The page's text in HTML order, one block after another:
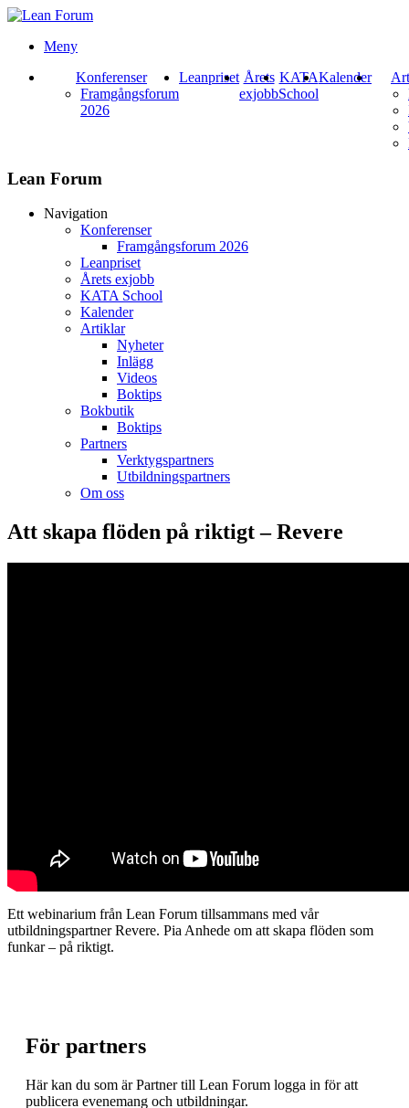
Meny
Konferenser
Framgångsforum
2026
Leanpriset Årets
exjobb
KATA
School
Kalender
Lean Forum
Navigation
Konferenser
Framgångsforum 2026
Leanpriset
Årets exjobb
KATA School
Kalender
Artiklar
Nyheter
Inlägg
Videos
Boktips
Bokbutik
Boktips
Partners
Verktygspartners
Utbildningspartners
Om oss
Att skapa flöden på riktigt – Revere
Ett webinarium från Lean Forum tillsammans med vår
utbildningspartner Revere. Pia Anhede om att skapa flöden som
funkar – på riktigt.
För partners
Här kan du som är Partner till Lean Forum logga in för att
publicera evenemang och utbildningar.